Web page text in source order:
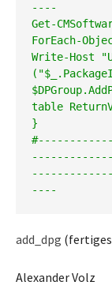
----
Get-
ForEach-
Write-Host
table
}
add_dpg
Alexander Volz